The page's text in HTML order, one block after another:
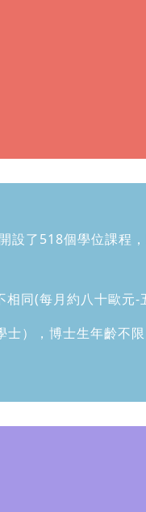
設了518個學位課程
同(每月約八十歐元-
士），博士生年齡不限